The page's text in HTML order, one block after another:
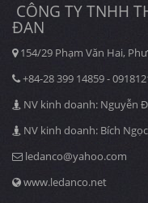
CÔNG TY TNHH
ĐAN
154/29 Phạm Văn Hai,
+84-28 399 14859 -
NV kinh doanh: Nguyễn
NV kinh doanh: Bích
ledanco@yahoo.com
www.ledanco.net